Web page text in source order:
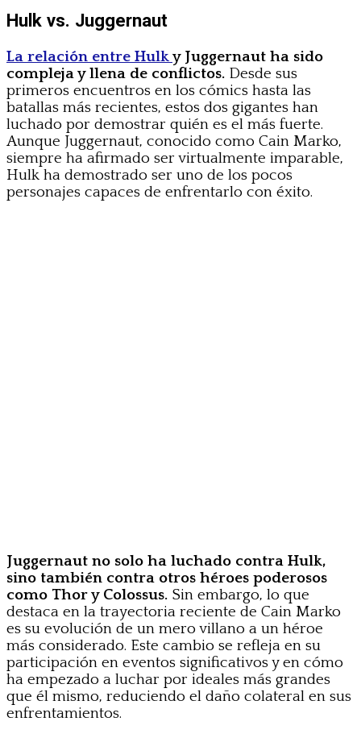
Hulk vs. Juggernaut
La relación entre Hulky Juggernaut ha sido
compleja y llena de conflictos. Desde sus
primeros encuentros en los cómics hasta las
batallas más recientes, estos dos gigantes han
luchado por demostrar quién es el más fuerte.
Aunque Juggernaut, conocido como Cain Marko,
siempre ha afirmado ser virtualmente imparable,
Hulk ha demostrado ser uno de los pocos
personajes capaces de enfrentarlo con éxito.
Juggernaut no solo ha luchado contra Hulk,
sino también contra otros héroes poderosos
como Thor y Colossus. Sin embargo, lo que
destaca en la trayectoria reciente de Cain Marko
es su evolución de un mero villano a un héroe
más considerado. Este cambio se refleja en su
participación en eventos significativos y en cómo
ha empezado a luchar por ideales más grandes
que él mismo, reduciendo el daño colateral en sus
enfrentamientos.